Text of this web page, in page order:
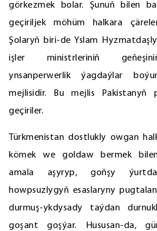
görkezmek bolar. Şunuň bilen
geçiriljek möhüm halkara
Şolaryň biri-de Yslam
işler ministrleriniň
ynsanperwerlik ýagdaýlar
mejlisidir. Bu mejlis Pakistanyň
geçiriler.
Türkmenistan dostlukly owgan
kömek we goldaw bermek
amala aşyryp, goňşy
howpsuzlygyň esaslaryny
durmuş-ykdysady taýdan
goşant goşýar. Hususan-da,